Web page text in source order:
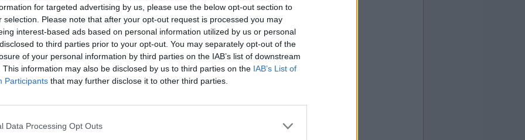
for targeted advertising by us, please use the below opt-out section to
selection. Please note that after your opt-out request is processed you may
interest-based ads based on personal information utilized by us or personal
to third parties prior to your opt-out. You may separately opt-out of the
of your personal information by third parties on the IAB’s list of downstream
This information may also be disclosed by us to third parties on the IAB’s List of
Participants that may further disclose it to other third parties.
Data Processing Opt Outs
na Suíça:
:
ao banco